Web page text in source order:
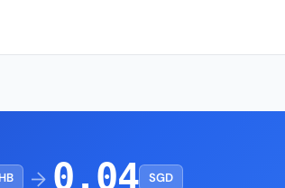
→ 0.04 SGD